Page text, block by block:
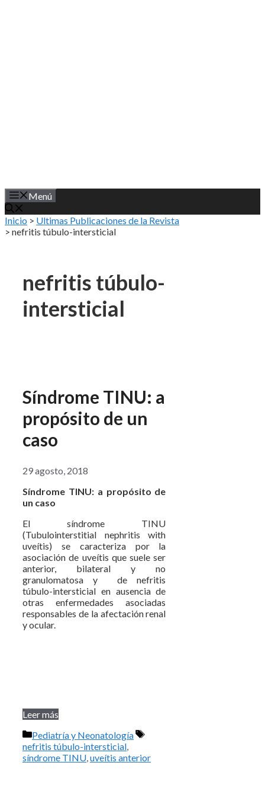
Menú
Inicio > Ultimas Publicaciones de la Revista
> nefritis túbulo-intersticial
nefritis túbulo-
intersticial
Síndrome TINU: a
propósito de un
caso
29 agosto, 2018
Síndrome TINU: a propósito de
un caso
El síndrome TINU
(Tubulointerstitial nephritis with
uveítis) se caracteriza por la
asociación de uveítis que suele ser
anterior, bilateral y no
granulomatosa y de nefritis
túbulo-intersticial en ausencia de
otras enfermedades asociadas
responsables de la afectación renal
y ocular.
Leer más
Categorías
Pediatría y Neonatología
Etiquetas
nefritis túbulo-intersticial,
síndrome TINU,uveítis anterior